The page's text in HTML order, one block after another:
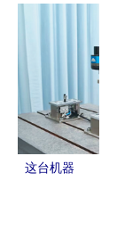
人力”的行
业变革
这台机器